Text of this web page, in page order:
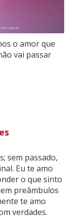
o amor que
vai passar
sem passado,
Eu te amo
o que sinto
preâmbulos
te amo
verdades.